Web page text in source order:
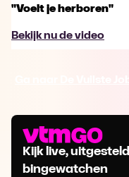
"Voelt je herboren"
Bekijk nu de video
Kijk live,
bingewatchen